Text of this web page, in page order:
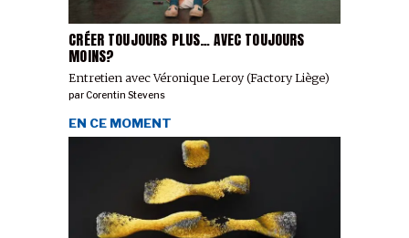
CRÉER TOUJOURS PLUS… AVEC TOUJOURS
MOINS?
Entretien avec Véronique Leroy (Factory Liège)
parCorentin Stevens
EN CE MOMENT